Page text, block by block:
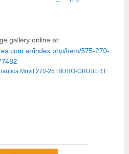
gallery online at:
index.php/item/575-270-
Movil 270-25 HIDRO-GRUBERT